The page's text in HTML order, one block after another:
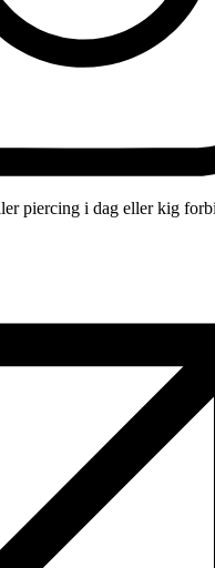
piercing i dag eller kig